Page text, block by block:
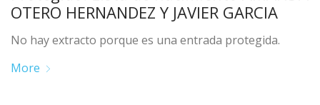
OTERO HERNANDEZ Y JAVIER GARCIA
No hay extracto porque es una entrada protegida.
More